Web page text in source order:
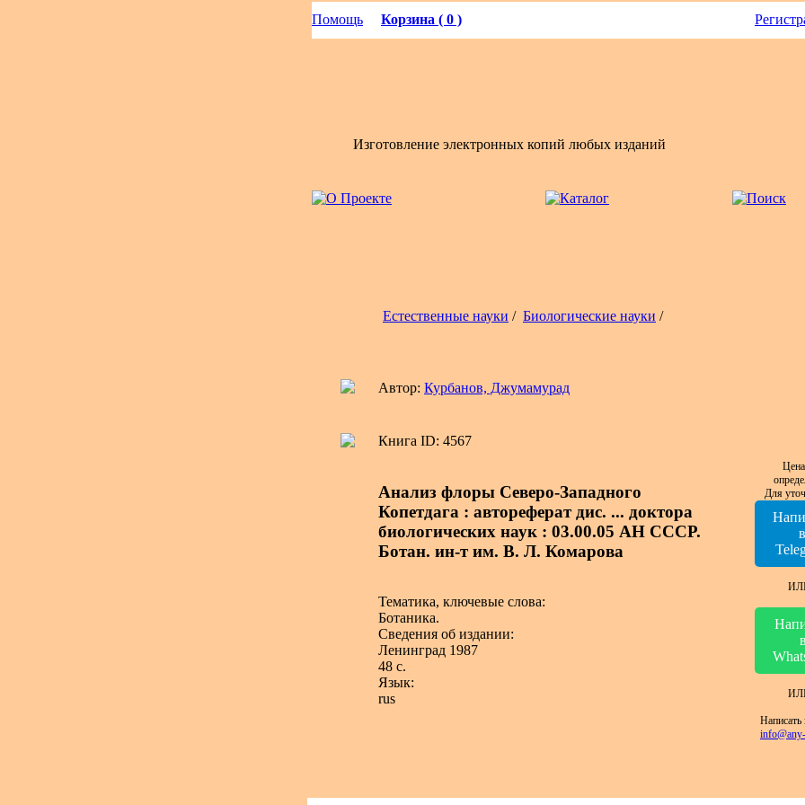
Помощь Корзина ( 0 )
Изготовление электронных копий любых изданий
Естественные науки / Биологические науки /
Автор: Курбанов, Джумамурад
Книга ID: 4567
Анализ флоры Северо-Западного
Копетдага : автореферат дис. ... доктора
биологических наук : 03.00.05 АН СССР.
Ботан. ин-т им. В. Л. Комарова
Тематика, ключевые слова:
Ботаника.
Сведения об издании:
Ленинград 1987
48 с.
Язык:
rus
Для
в
в
Написать